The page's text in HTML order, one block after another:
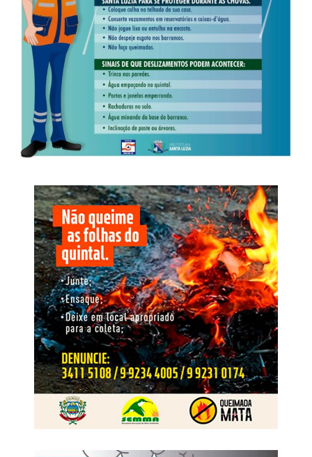
contas, movimentação de grandes quantidades de
entorpecentes e distribuição de recursos entre diferentes
núcleos.
A investigação identificou ainda que o mesmo chip
atribuído à liderança foi utilizado em sete aparelhos
celulares diferentes entre setembro de 2025 e março de
2026. A alternância dos terminais indica método de
adaptação destinado a contornar apreensões e controles
penitenciários, permitindo a continuidade das
Nome da Operação
O nome Replay faz referência à repetição das condutas e
à capacidade de reorganização identificada após as
operações anteriores. A nova fase busca interromper esse
ciclo, responsabilizar os envolvidos, neutralizar o
comando exercido de dentro do cárcere e retirar da
estrutura os recursos financeiros e patrimoniais utilizados
para manter suas atividades
WhatsApp
Facebook
Twitter
Messenger
LinkedIn
Share
Diante dos elementos colhidos, que reforçam os indícios
da prática de lavagem de capitais, foi determinada a
suspensão das atividades econômicas e financeiras da
empresa, a lacração do estabelecimento e a apreensão
das máquinas de bingo, da máquina de urso e de outros
equipamentos utilizados na exploração de jogos de azar.
Investigação
O inquérito instaurado pela Derf de Rondonópolis teve
por um dos autores de um roubo e incêndio, ocorrido em
18 de fevereiro de 2025, em uma padaria localizada no
bairro São Sebastião, em Rondonópolis.
O crime foi praticado por dois homens armados, que
anunciaram o roubo e, em seguida, incendiaram as
dependências da padaria. No decorrer das investigações,
os dois suspeitos foram identificados e tiveram as
respectivas prisões preventivas decretadas pela Justiça.
Em maio de 2025, os dois foragidos foram abordados
pela Polícia Rodoviária Federal portando documentos de
identificação falsos. Ambos viajavam como passageiros
(MT) para o Rio de Janeiro (RJ).